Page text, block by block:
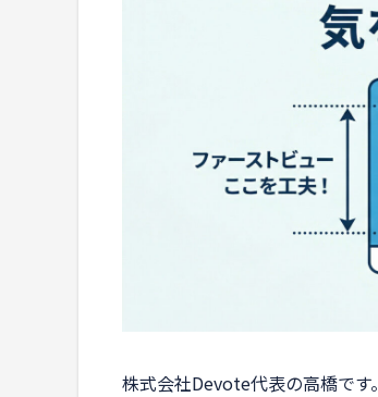
株式会社Devote代表の高橋です。